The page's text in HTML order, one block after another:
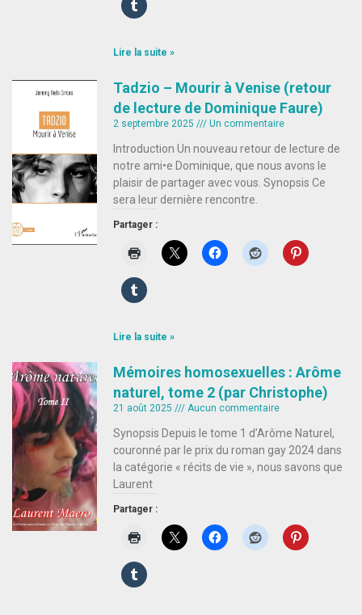
Lire la suite »
Tadzio – Mourir à Venise (retour
de lecture de Dominique Faure)
2 septembre 2025 Un commentaire
Introduction Un nouveau retour de lecture de
notre ami•e Dominique, que nous avons le
plaisir de partager avec vous. Synopsis Ce
sera leur dernière rencontre.
Partager :
Lire la suite »
Mémoires homosexuelles : Arôme
naturel, tome 2 (par Christophe)
21 août 2025 Aucun commentaire
Synopsis Depuis le tome 1 d’Arôme Naturel,
couronné par le prix du roman gay 2024 dans
la catégorie « récits de vie », nous savons que
Laurent
Partager :